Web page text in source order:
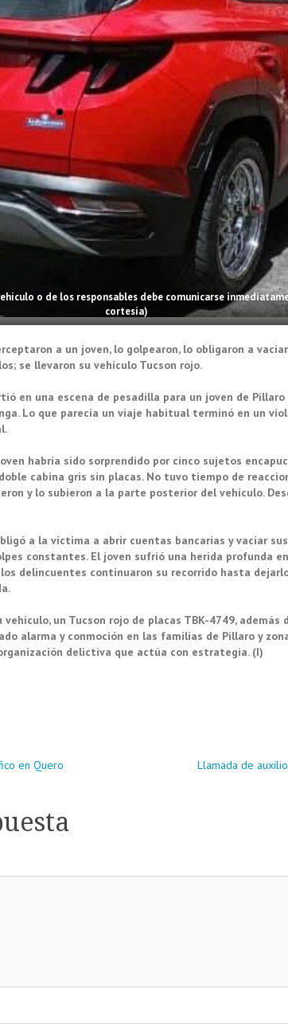
o de los responsables debe comunicarse
cortesía)
a un joven, lo golpearon, lo obligaron a
se llevaron su vehículo Tucson rojo.
en una escena de pesadilla para un joven de Píllaro
Lo que parecía un viaje habitual terminó en un
habría sido sorprendido por cinco sujetos
cabina gris sin placas. No tuvo tiempo de
y lo subieron a la parte posterior del vehículo.
a la víctima a abrir cuentas bancarias y vaciar
constantes. El joven sufrió una herida profunda
los delincuentes continuaron su recorrido hasta
un Tucson rojo de placas TBK-4749,
alarma y conmoción en las familias de Píllaro y
delictiva que actúa con estrategia. (I)
en Quero Llamada de